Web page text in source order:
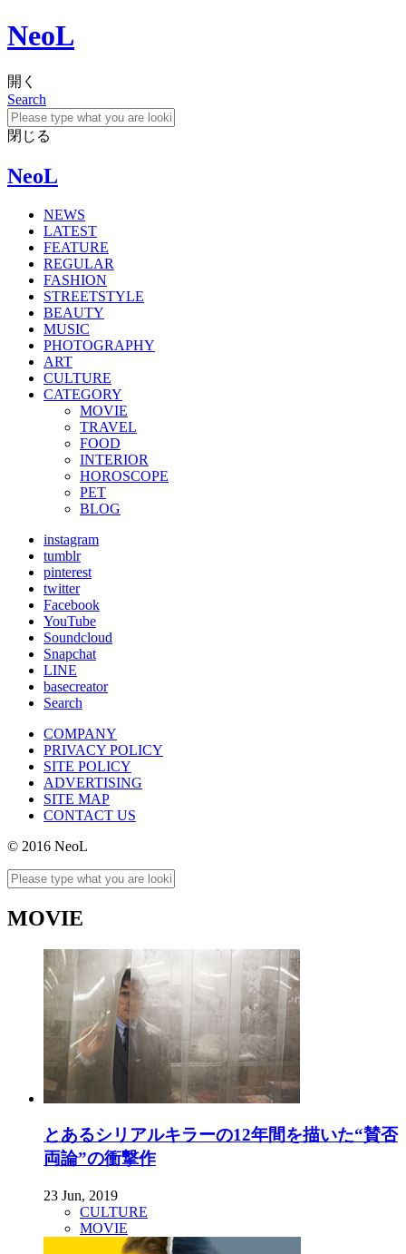
NeoL
開く
Search
閉じる
NeoL
NEWS
LATEST
FEATURE
REGULAR
FASHION
STREETSTYLE
BEAUTY
MUSIC
PHOTOGRAPHY
ART
CULTURE
CATEGORY
MOVIE
TRAVEL
FOOD
INTERIOR
HOROSCOPE
PET
BLOG
instagram
tumblr
pinterest
twitter
Facebook
YouTube
Soundcloud
Snapchat
LINE
basecreator
Search
COMPANY
PRIVACY POLICY
SITE POLICY
ADVERTISING
SITE MAP
CONTACT US
© 2016 NeoL
MOVIE
とあるシリアルキラーの12年間を描いた“賛否
両論”の衝撃作
23 Jun, 2019
CULTURE
MOVIE